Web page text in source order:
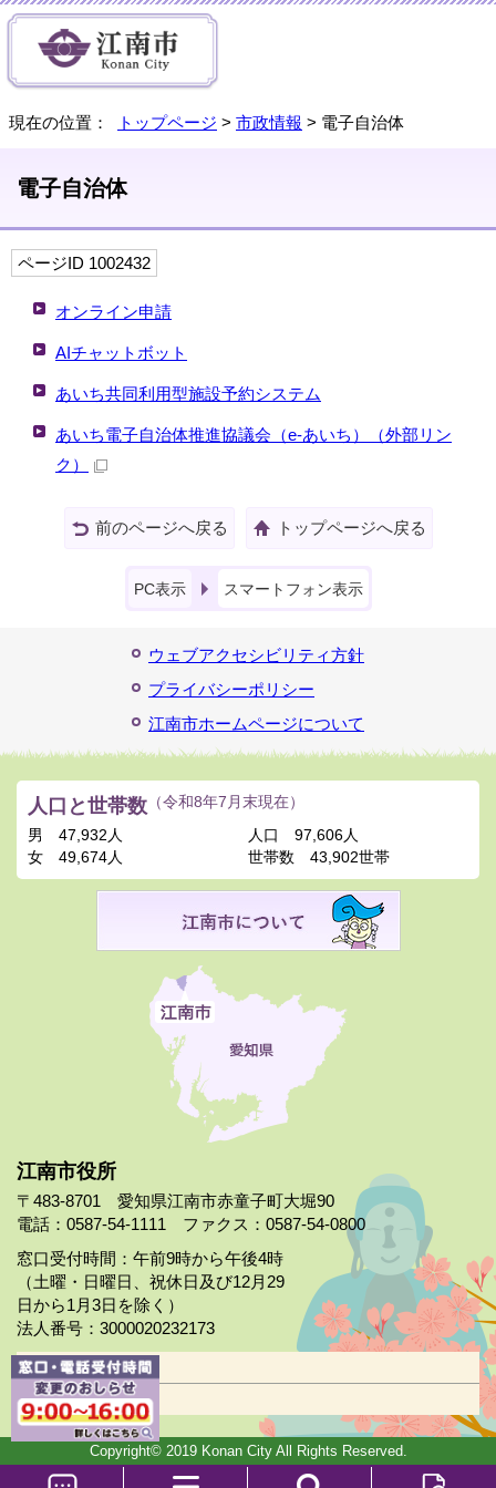
現在の位置： トップページ > 市政情報 > 電子自治体
電子自治体
ページID 1002432
オンライン申請
AIチャットボット
あいち共同利用型施設予約システム
あいち電子自治体推進協議会（e-あいち）
（外部リン
ク）
前のページへ戻る トップページへ戻る
PC表示 スマートフォン表示
ウェブアクセシビリティ方針
プライバシーポリシー
江南市ホームページについて
江南市役所
〒483-8701 愛知県江南市赤童子町大堀90
電話：0587-54-1111 ファクス：0587-54-0800
窓口受付時間：午前9時から午後4時
（土曜・日曜日、祝休日及び12月29
日から1月3日を除く）
法人番号：3000020232173
市役所案内
日曜市役所
人口と世帯数 （令和8年7月末現在）
男
47,932人
女
49,674人
人口
97,606人
世帯数
43,902世帯
Copyright© 2019 Konan City All Rights Reserved.